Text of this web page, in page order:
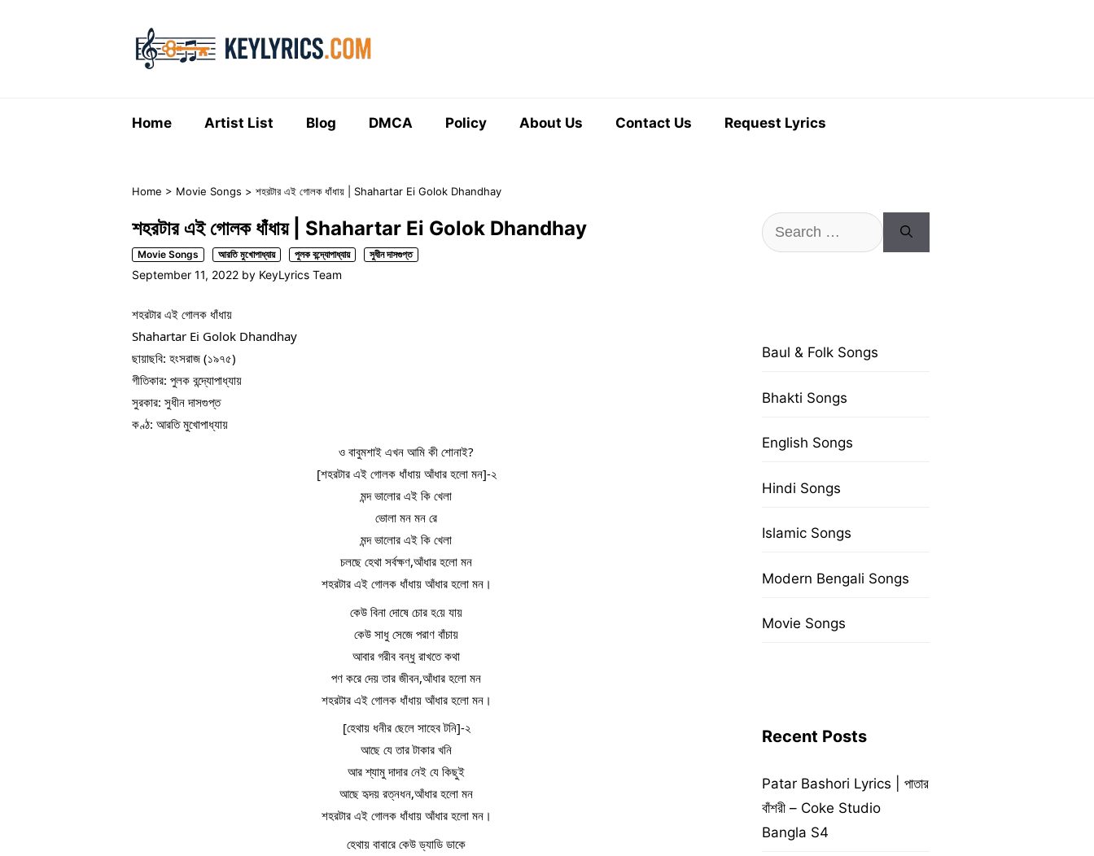
Home Artist List Blog DMCA Policy About Us Contact Us Request Lyrics
Home > Movie Songs > শহরটার এই গোলক ধাঁধায় | Shahartar Ei Golok Dhandhay
শহরটার এই গোলক ধাঁধায় | Shahartar Ei Golok Dhandhay
Movie Songs আরতি মুখোপাধ্যায় পুলক বন্দ্যোপাধ্যায় সুধীন দাসগুপ্ত
September 11, 2022 by KeyLyrics Team
শহরটার এই গোলক ধাঁধায়
Shahartar Ei Golok Dhandhay
ছায়াছবি: হংসরাজ (১৯৭৫)
গীতিকার: পুলক বন্দ্যোপাধ্যায়
সুরকার: সুধীন দাসগুপ্ত
কণ্ঠ: আরতি মুখোপাধ্যায়
ও বাবুমশাই এখন আমি কী শোনাই?
[শহরটার এই গোলক ধাঁধায় আঁধার হলো মন]-২
মন্দ ভালোর এই কি খেলা
ভোলা মন মন রে
মন্দ ভালোর এই কি খেলা
চলছে হেথা সর্বক্ষণ,আঁধার হলো মন
শহরটার এই গোলক ধাঁধায় আঁধার হলো মন।
কেউ বিনা দোষে চোর হ​য়ে যায়
কেউ সাধু সেজে পরাণ বাঁচায়
আবার গরীব বন্ধু রাখতে কথা
পণ করে দেয় তার জীবন,আঁধার হলো মন
শহরটার এই গোলক ধাঁধায় আঁধার হলো মন।
[হেথায় ধনীর ছেলে সাহেব টনি]-২
আছে যে তার টাকার খনি
আর শ্যামু দাদার নেই যে কিছুই
আছে হৃদয় রত্নধন​,আঁধার হলো মন
শহরটার এই গোলক ধাঁধায় আঁধার হলো মন।
হেথায় বাবারে কেউ ড্যাডি ডাকে
Search
for:
Baul & Folk Songs
Bhakti Songs
English Songs
Hindi Songs
Islamic Songs
Modern Bengali Songs
Movie Songs
Recent Posts
Patar Bashori Lyrics | পাতার
বাঁশরী – Coke Studio
Bangla S4